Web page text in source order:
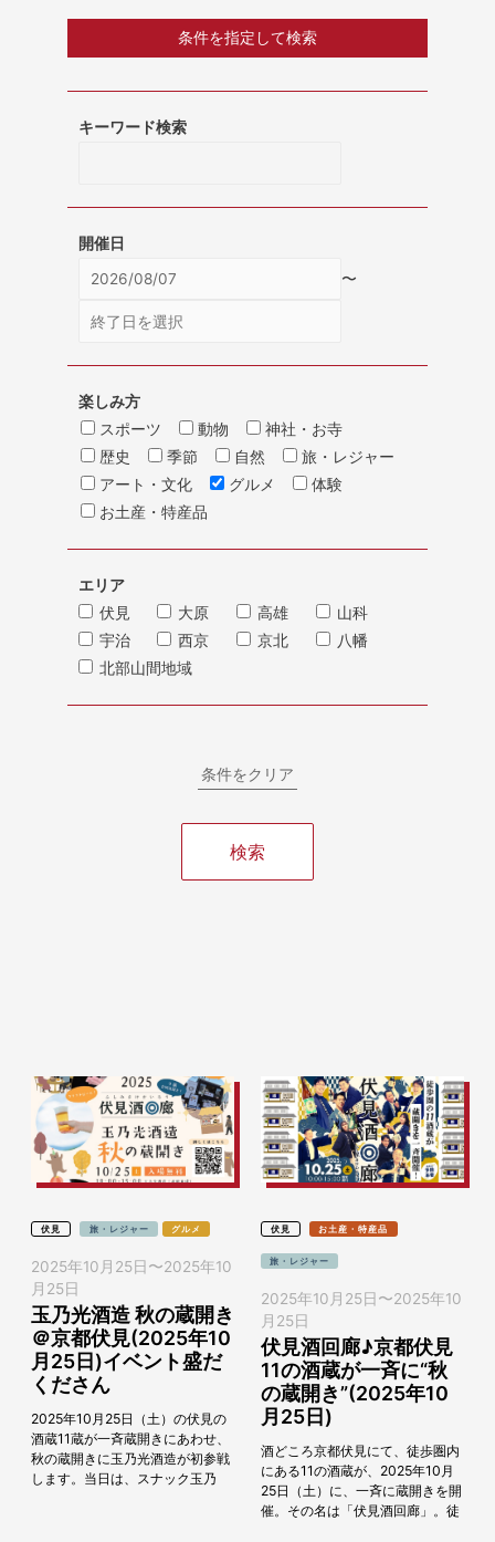
条件を指定して検索
キーワード検索
開催日
〜
楽しみ方
スポーツ
動物
神社・お寺
歴史
季節 自然
旅・レジャー
アート・文化
グルメ
体験
お土産・特産品
エリア
伏見
大原 高雄
山科
宇治
西京 京北
八幡
北部山間地域
条件をクリア
伏見 旅・レジャー グルメ
2025年10月25日 〜2025年10
月25日
玉乃光酒造 秋の蔵開き
＠京都伏見(2025年10
月25日)イベント盛だ
くださん
2025年10月25日（土）の伏見の
酒蔵11蔵が一斉蔵開きにあわせ、
秋の蔵開きに玉乃光酒造が初参戦
します。当日は、スナック玉乃
伏見 お土産・特産品
旅・レジャー
2025年10月25日 〜2025年10
月25日
伏見酒回廊♪京都伏見
11の酒蔵が一斉に“秋
の蔵開き”(2025年10
月25日)
酒どころ京都伏見にて、徒歩圏内
にある11の酒蔵が、2025年10月
25日（土）に、一斉に蔵開きを開
催。その名は「伏見酒回廊」。徒